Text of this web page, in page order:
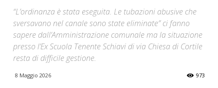
“L’ordinanza è stata eseguita. Le tubazioni abusive che
sversavano nel canale sono state eliminate” ci fanno
sapere dall’Amministrazione comunale ma la situazione
presso l’Ex Scuola Tenente Schiavi di via Chiesa di Cortile
resta di difficile gestione.
8 Maggio 2026 973